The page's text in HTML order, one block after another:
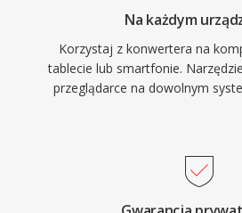
Na każdym
Korzystaj z konwertera na
tablecie lub smartfonie.
przeglądarce na dowolnym